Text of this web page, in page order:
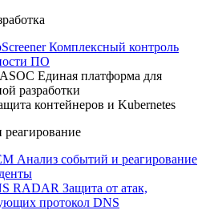
Комплексный контроль
ПО
Единая платформа для
разработки
контейнеров и Kubernetes
Анализ событий и реагирование
RADAR Защита от атак,
протокол DNS